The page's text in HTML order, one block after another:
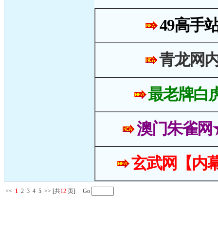
49高手
青龙网
最老牌白
澳门朱雀
玄武网【内
<< 1 2 3 4 5 >> [共12 页] Go